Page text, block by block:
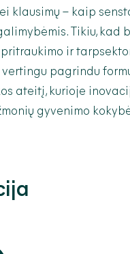
klausimų – kaip
Tikiu, kad
ir
pagrindu
ateitį, kurioje
gyvenimo